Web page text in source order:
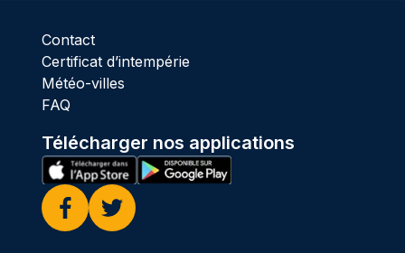
Contact
Certificat d’intempérie
Météo-villes
FAQ
Télécharger nos applications
Facebook
Twitter